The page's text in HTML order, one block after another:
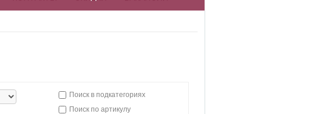
Поиск в подкатегориях
Поиск по артикулу